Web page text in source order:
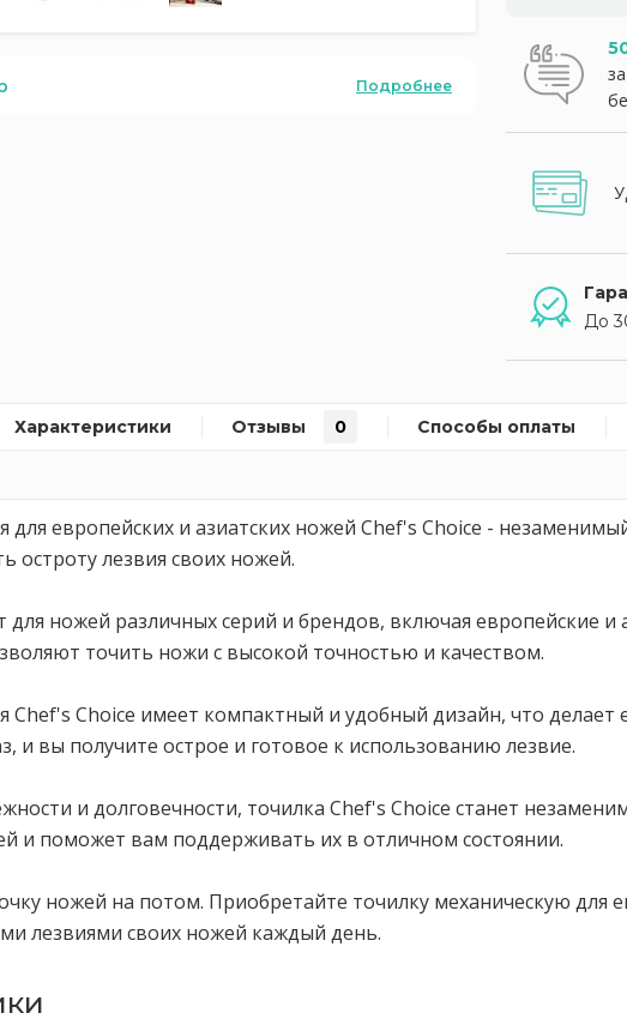
Подробнее
До
Характеристики Отзывы 0 Способы оплаты
для европейских и азиатских ножей Chef's Choice -
остроту лезвия своих ножей.
для ножей различных серий и брендов, включая европейские
точить ножи с высокой точностью и качеством.
Chef's Choice имеет компактный и удобный дизайн, что
и вы получите острое и готовое к использованию лезвие.
и долговечности, точилка Chef's Choice станет
и поможет вам поддерживать их в отличном состоянии.
ножей на потом. Приобретайте точилку механическую для
лезвиями своих ножей каждый день.